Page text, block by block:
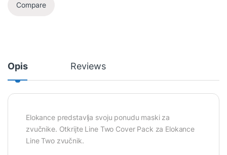
Compare
Opis Reviews
Elokance predstavlja svoju ponudu maski za
zvučnike. Otkrijte Line Two Cover Pack za Elokance
Line Two zvučnik.